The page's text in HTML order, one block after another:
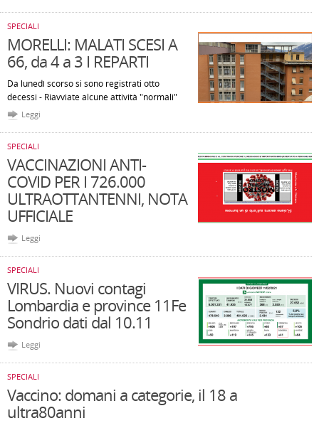
SPECIALI
MORELLI: MALATI SCESI A
66, da 4 a 3 I REPARTI
Da lunedì scorso si sono registrati otto
decessi - Riavviate alcune attività "normali"
Leggi
SPECIALI
VACCINAZIONI ANTI-
COVID PER I 726.000
ULTRAOTTANTENNI, NOTA
UFFICIALE
Leggi
SPECIALI
VIRUS. Nuovi contagi
Lombardia e province 11Fe
Sondrio dati dal 10.11
Leggi
SPECIALI
Vaccino: domani a categorie, il 18 a
ultra80anni